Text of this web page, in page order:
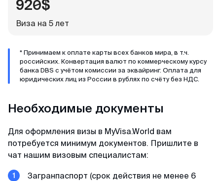
Александр
Делали визу в феврале 2025. Виза была
получена в течении 3х дней. За 2 дня до
въезда, нам прислали заполненные карты
никаких проблем не было, прошли контроль за
2 мин. Большое спасибо MyVisa.World.
Наталья
920$
Виза на 5 лет
* Принимаем к оплате карты всех банков мира, в т.ч.
российских. Конвертация валют по коммерческому курсу
банка DBS с учётом комиссии за эквайринг. Оплата для
юридических лиц из России в рублях по счёту без НДС.
Необходимые документы
Для оформления визы в MyVisa.World вам
потребуется минимум документов. Пришлите в
чат нашим визовым специалистам:
Загранпаспорт (срок действия не менее 6